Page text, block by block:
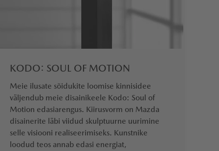
KODO: SOUL OF MOTION
Meie ilusate sõidukite loomise kinnisidee
väljendub meie disainikeele Kodo: Soul of
Motion edasiarengus. Kiirusvorm on Mazda
disainerite läbi viidud skulptuurne uurimine
selle visiooni realiseerimiseks. Kunstnike
loodud teos annab edasi energiat,